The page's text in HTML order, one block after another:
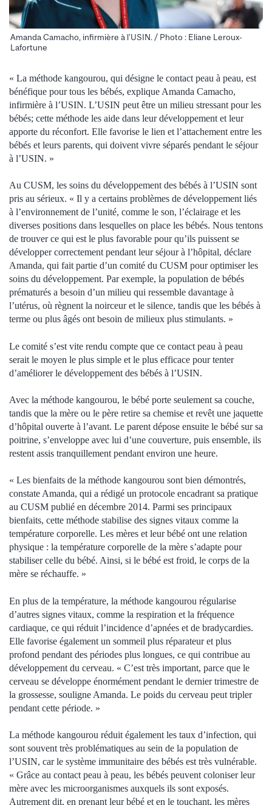
Amanda Camacho, infirmière à l’USIN. / Photo : Eliane Leroux-
Lafortune
« La méthode kangourou, qui désigne le contact peau à peau, est
bénéfique pour tous les bébés, explique Amanda Camacho,
infirmière à l’USIN. L’USIN peut être un milieu stressant pour les
bébés; cette méthode les aide dans leur développement et leur
apporte du réconfort. Elle favorise le lien et l’attachement entre les
bébés et leurs parents, qui doivent vivre séparés pendant le séjour
à l’USIN. »
Au CUSM, les soins du développement des bébés à l’USIN sont
pris au sérieux. « Il y a certains problèmes de développement liés
à l’environnement de l’unité, comme le son, l’éclairage et les
diverses positions dans lesquelles on place les bébés. Nous tentons
de trouver ce qui est le plus favorable pour qu’ils puissent se
développer correctement pendant leur séjour à l’hôpital, déclare
Amanda, qui fait partie d’un comité du CUSM pour optimiser les
soins du développement. Par exemple, la population de bébés
prématurés a besoin d’un milieu qui ressemble davantage à
l’utérus, où règnent la noirceur et le silence, tandis que les bébés à
terme ou plus âgés ont besoin de milieux plus stimulants. »
Le comité s’est vite rendu compte que ce contact peau à peau
serait le moyen le plus simple et le plus efficace pour tenter
d’améliorer le développement des bébés à l’USIN.
Avec la méthode kangourou, le bébé porte seulement sa couche,
tandis que la mère ou le père retire sa chemise et revêt une jaquette
d’hôpital ouverte à l’avant. Le parent dépose ensuite le bébé sur sa
poitrine, s’enveloppe avec lui d’une couverture, puis ensemble, ils
restent assis tranquillement pendant environ une heure.
« Les bienfaits de la méthode kangourou sont bien démontrés,
constate Amanda, qui a rédigé un protocole encadrant sa pratique
au CUSM publié en décembre 2014. Parmi ses principaux
bienfaits, cette méthode stabilise des signes vitaux comme la
température corporelle. Les mères et leur bébé ont une relation
physique : la température corporelle de la mère s’adapte pour
stabiliser celle du bébé. Ainsi, si le bébé est froid, le corps de la
mère se réchauffe. »
En plus de la température, la méthode kangourou régularise
d’autres signes vitaux, comme la respiration et la fréquence
cardiaque, ce qui réduit l’incidence d’apnées et de bradycardies.
Elle favorise également un sommeil plus réparateur et plus
profond pendant des périodes plus longues, ce qui contribue au
développement du cerveau. « C’est très important, parce que le
cerveau se développe énormément pendant le dernier trimestre de
la grossesse, souligne Amanda. Le poids du cerveau peut tripler
pendant cette période. »
La méthode kangourou réduit également les taux d’infection, qui
sont souvent très problématiques au sein de la population de
l’USIN, car le système immunitaire des bébés est très vulnérable.
« Grâce au contact peau à peau, les bébés peuvent coloniser leur
mère avec les microorganismes auxquels ils sont exposés.
Autrement dit, en prenant leur bébé et en le touchant, les mères